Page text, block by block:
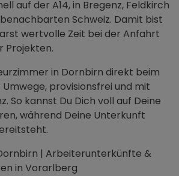
auf der A14, in Bregenz, Feldkirch
Schweiz. Damit bist
wertvolle Zeit bei der Anfahrt
Projekten.
in Dornbirn direkt beim
provisionsfrei und mit
So kannst Du Dich voll auf Deine
während Deine Unterkunft
| Arbeiterunterkünfte &
in Vorarlberg